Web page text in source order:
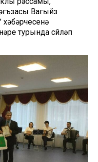
Вагыйз
турында сөйләп